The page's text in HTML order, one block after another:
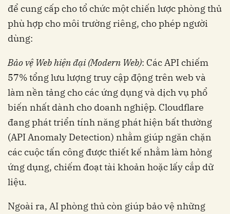
để cung cấp cho tổ chức một chiến lược phòng thủ
phù hợp cho môi trường riêng, cho phép người
dùng:
Bảo vệ Web hiện đại (Modern Web): Các API chiếm
57% tổng lưu lượng truy cập động trên web và
làm nền tảng cho các ứng dụng và dịch vụ phổ
biến nhất dành cho doanh nghiệp. Cloudflare
đang phát triển tính năng phát hiện bất thường
(API Anomaly Detection) nhằm giúp ngăn chặn
các cuộc tấn công được thiết kế nhằm làm hỏng
ứng dụng, chiếm đoạt tài khoản hoặc lấy cắp dữ
liệu.
Ngoài ra, AI phòng thủ còn giúp bảo vệ những